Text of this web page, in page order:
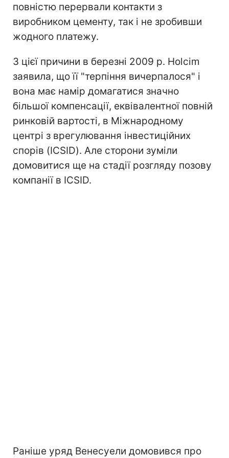
повністю перервали контакти з
виробником цементу, так і не зробивши
жодного платежу.
З цієї причини в березні 2009 р. Holcim
заявила, що її "терпіння вичерпалося" і
вона має намір домагатися значно
більшої компенсації, еквівалентної повній
ринковій вартості, в Міжнародному
центрі з врегулювання інвестиційних
спорів (ICSID). Але сторони зуміли
домовитися ще на стадії розгляду позову
компанії в ICSID.
Раніше уряд Венесуели домовився про